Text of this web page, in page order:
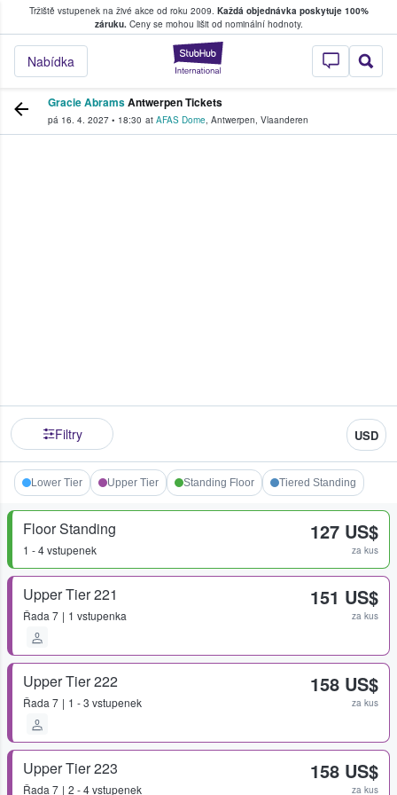
Tržiště vstupenek na živé akce od roku 2009. Každá objednávka poskytuje 100%
záruku.Ceny se mohou lišit od nominální hodnoty.
StubHub –
Nabídka
kde fanoušci kupují a prodávají vstupenky
Gracie AbramsAntwerpen Tickets
pá 16. 4. 2027 • 18:30 at AFAS Dome, Antwerpen, Vlaanderen
Filtry USD
Lower Tier Upper Tier Standing Floor Tiered Standing
Floor Standing
1 - 4 vstupenek
127 US$
za kus
Upper Tier 221
Řada 7 1 vstupenka
151 US$
za kus
Upper Tier 222
Řada 7 1 - 3 vstupenek
158 US$
za kus
Upper Tier 223
Řada 7 2 - 4 vstupenek
158 US$
za kus